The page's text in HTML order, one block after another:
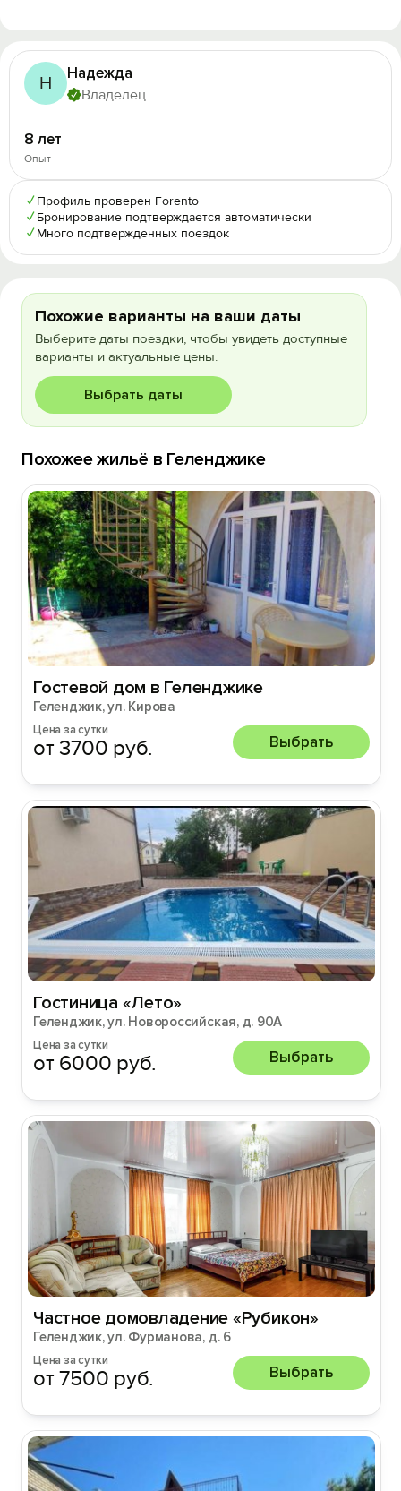
Н Надежда
Владелец
8 лет
Опыт
✓ Профиль проверен Forento
✓ Бронирование подтверждается автоматически
✓ Много подтвержденных поездок
Похожие варианты на ваши даты
Выберите даты поездки, чтобы увидеть доступные
варианты и актуальные цены.
Выбрать даты
Похожее жильё в Геленджике
Гостевой дом в Геленджике
Геленджик, ул. Кирова
Цена за сутки
от 3700 руб. Выбрать
Гостиница «Лето»
Геленджик, ул. Новороссийская, д. 90А
Цена за сутки
от 6000 руб. Выбрать
Частное домовладение «Рубикон»
Геленджик, ул. Фурманова, д. 6
Цена за сутки
от 7500 руб. Выбрать